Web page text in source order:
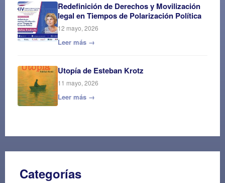
Redefinición de Derechos y Movilización
legal en Tiempos de Polarización Política
12 mayo, 2026
Leer más →
Utopía de Esteban Krotz
11 mayo, 2026
Leer más →
Categorías